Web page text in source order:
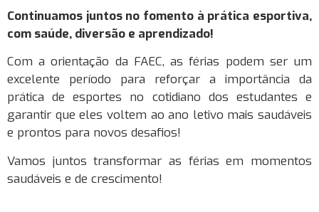
Continuamos juntos no fomento à prática esportiva,
com saúde, diversão e aprendizado!
Com a orientação da FAEC, as férias podem ser um
excelente período para reforçar a importância da
prática de esportes no cotidiano dos estudantes e
garantir que eles voltem ao ano letivo mais saudáveis
e prontos para novos desafios!
Vamos juntos transformar as férias em momentos
saudáveis e de crescimento!